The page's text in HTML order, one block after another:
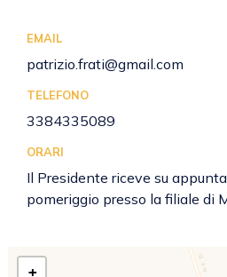
EMAIL
patrizio.frati@gmail.com
TELEFONO
3384335089
ORARI
Il Presidente riceve su
pomeriggio presso la filiale di
+